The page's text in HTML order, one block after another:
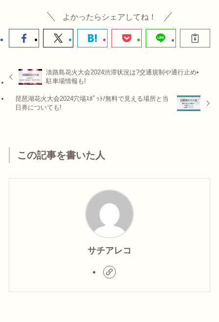
よかったらシェアしてね！
淡路島花火大会2024渋滞状況は?交通規制や通行止め•
駐車場情報も!
琵琶湖花火大会2024穴場ｽﾎﾟｯﾄ/無料で見える場所と当
日券についても!
この記事を書いた人
サチアレコ